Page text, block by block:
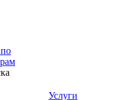
Услуги